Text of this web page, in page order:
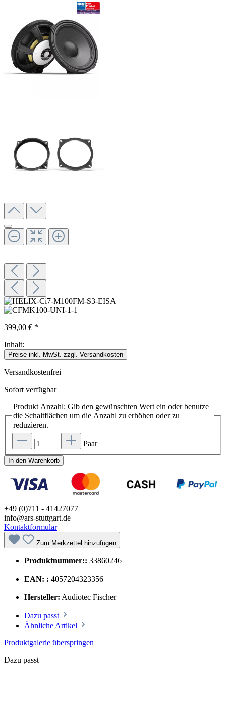
399,00 € *
Inhalt:
Preise inkl. MwSt. zzgl. Versandkosten
Versandkostenfrei
Sofort verfügbar
Produkt Anzahl: Gib den gewünschten Wert ein oder benutze
die Schaltflächen um die Anzahl zu erhöhen oder zu
reduzieren.
Paar
In den Warenkorb
+49 (0)711 - 41427077
info@ars-stuttgart.de
Kontaktformular
Zum Merkzettel hinzufügen
Produktnummer:: 33860246
|
EAN: : 4057204323356
|
Hersteller: Audiotec Fischer
Dazu passt
Ähnliche Artikel
Produktgalerie überspringen
Dazu passt